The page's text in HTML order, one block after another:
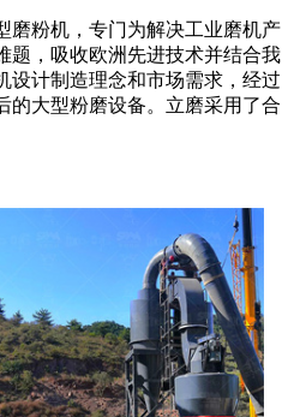
磨粉机，专门为解决工业磨机产
题，吸收欧洲先进技术并结合我
设计制造理念和市场需求，经过
的大型粉磨设备。立磨采用了合